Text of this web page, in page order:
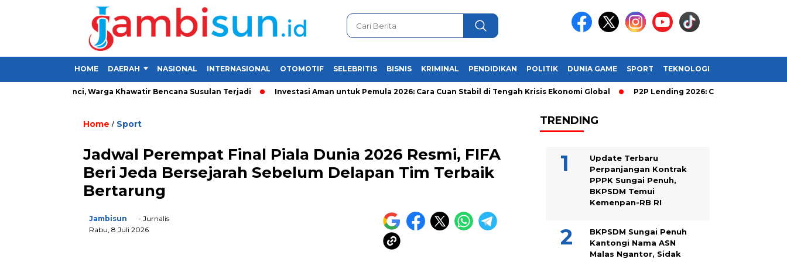
HOME DAERAH NASIONAL INTERNASIONAL OTOMOTIF SELEBRITIS BISNIS KRIMINAL PENDIDIKAN POLITIK DUNIA GAME SPORT TEKNOLOGI
di Kerinci, Warga Khawatir Bencana Susulan Terjadi Investasi Aman untuk Pemula 2026: Cara Cuan Stabil di Tengah Krisis Ekonomi Global P2P Lending 2026: Cara Cerdas Menghasilkan
Home / Sport
Jadwal Perempat Final Piala Dunia 2026 Resmi, FIFA
Beri Jeda Bersejarah Sebelum Delapan Tim Terbaik
Bertarung
Jambisun
- Jurnalis
Rabu, 8 Juli 2026
TRENDING
Update Terbaru
Perpanjangan Kontrak
PPPK Sungai Penuh,
BKPSDM Temui
Kemenpan-RB RI
BKPSDM Sungai Penuh
Kantongi Nama ASN
Malas Ngantor, Sidak